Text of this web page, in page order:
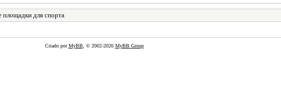
площадки для спорта
Criado porMyBB, © 2002-2026 MyBB Group